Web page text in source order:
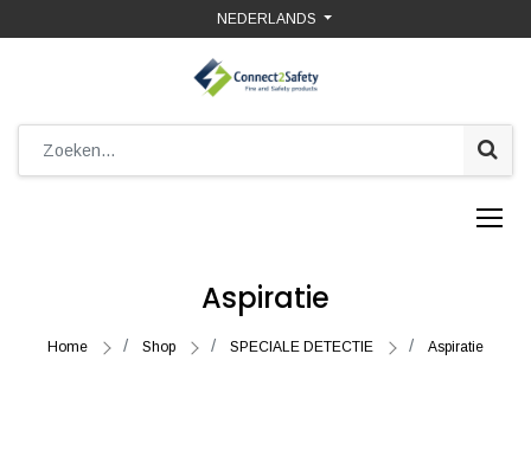
NEDERLANDS
Aspiratie
Home Shop SPECIALE DETECTIE Aspiratie